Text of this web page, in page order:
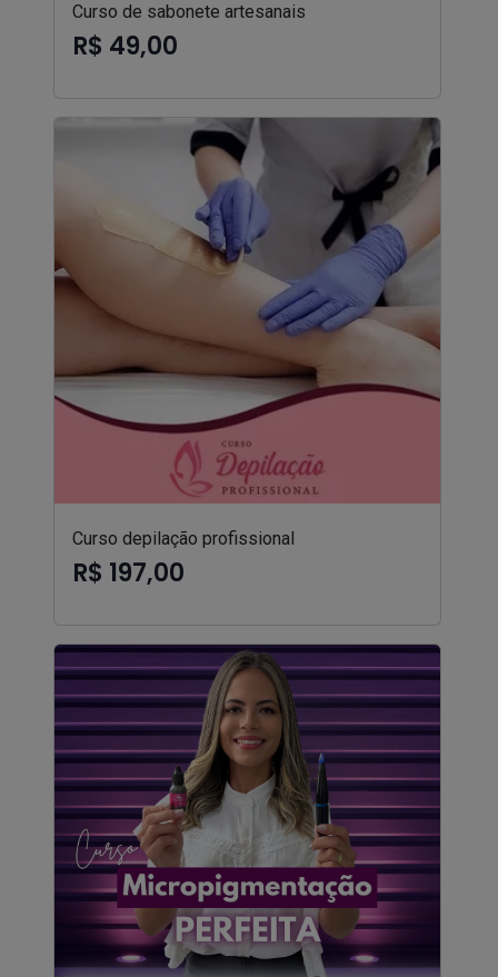
Curso de sabonete artesanais
R$ 49,00
Curso depilação profissional
R$ 197,00